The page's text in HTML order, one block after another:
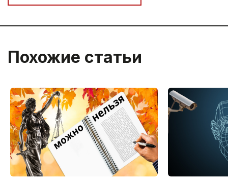
Похожие статьи